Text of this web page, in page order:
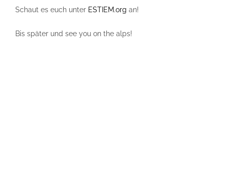
Schaut es euch unter ESTIEM.org an!
Bis später und see you on the alps!